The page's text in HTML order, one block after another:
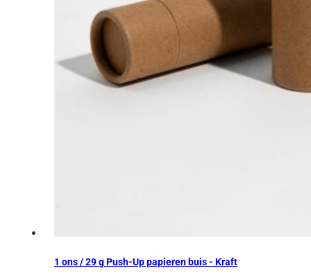
1 ons / 29 g Push-Up papieren buis - Kraft